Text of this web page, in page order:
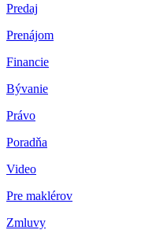
Predaj
Prenájom
Financie
Bývanie
Právo
Poradňa
Video
Pre maklérov
Zmluvy